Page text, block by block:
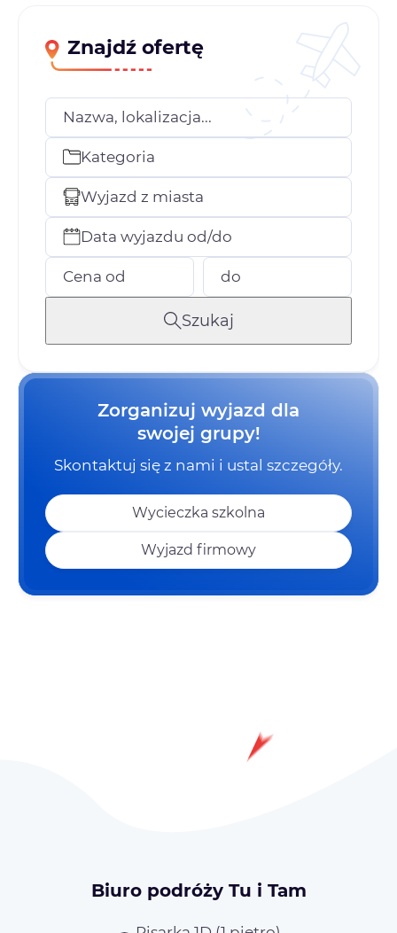
Znajdź ofertę
Nazwa, lokalizacja...
Kategoria
Wyjazd z miasta
Data wyjazdu od/do
Cena od do
Szukaj
Zorganizuj wyjazd dla
swojej grupy!
Skontaktuj się z nami i ustal szczegóły.
Wycieczka szkolna
Wyjazd firmowy
Biuro podróży Tu i Tam